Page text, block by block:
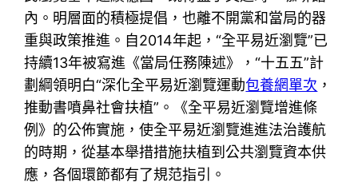
內。明層面的積極提倡，也離不開黨和當局的器
重與政策推進。自2014年起，“全平易近瀏覽”已
持續13年被寫進《當局任務陳述》，“十五五”計
劃綱領明白“深化全平易近瀏覽運動包養網單次 ，
推動書噴鼻社會扶植”。《全平易近瀏覽增進條
例》的公佈實施，使全平易近瀏覽進進法治護航
的時期，從基本舉措措施扶植到公共瀏覽資本供
應，各個環節都有了規范指引。